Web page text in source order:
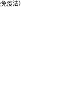
疫法）